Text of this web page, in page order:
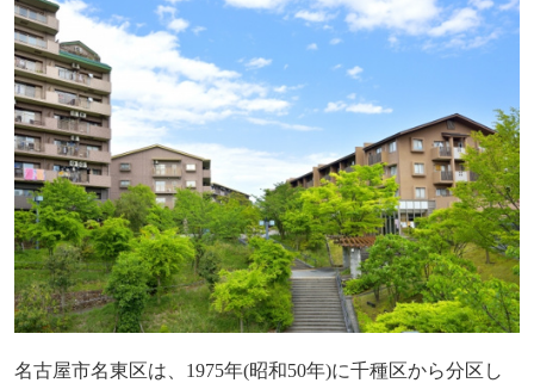
名古屋市名東区は、 1975年(昭和50年)に千種区から分区し